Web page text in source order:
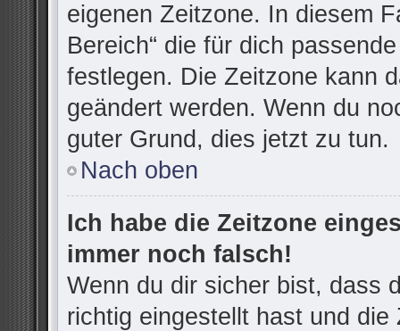
eigenen Zeitzone. In diesem
Bereich“ die für dich
festlegen. Die Zeitzone kann
geändert werden. Wenn du
guter Grund, dies jetzt zu tun.
Nach oben
Ich habe die Zeitzone
immer noch falsch!
Wenn du dir sicher bist, dass
richtig eingestellt hast und